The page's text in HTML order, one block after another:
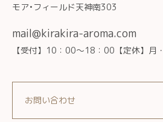
モア•フィールド天神南303
mail@kirakira-aroma.com
【受付】10：00～18：00【定休】月
お問い合わせ